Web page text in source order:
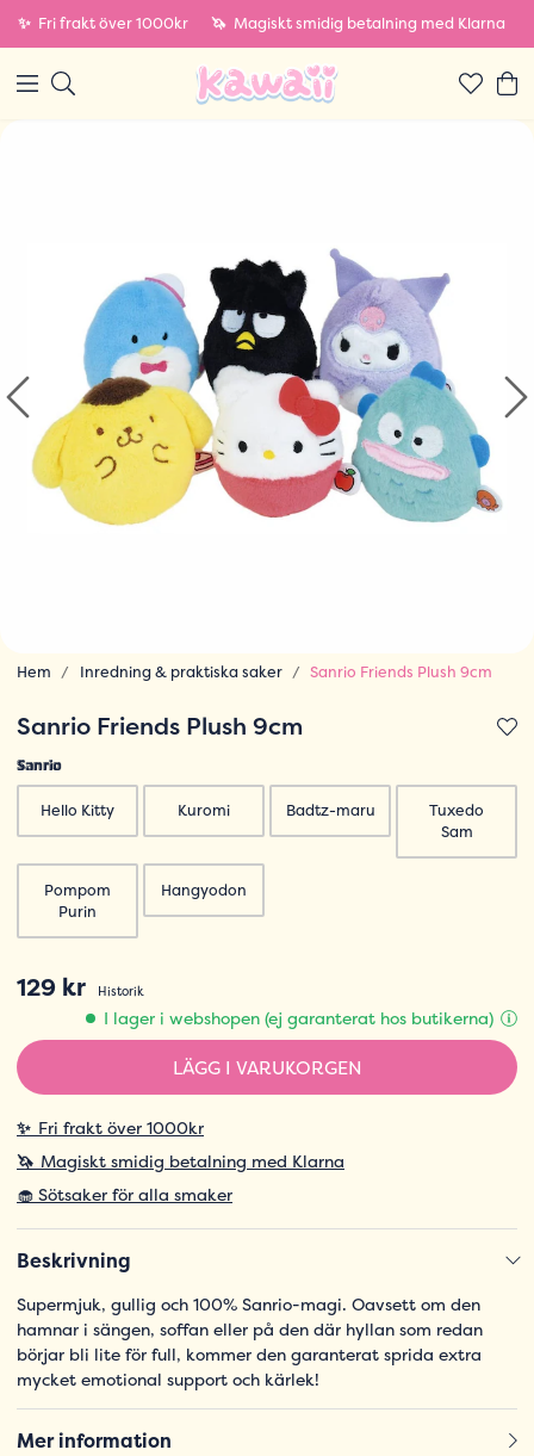
✨ Fri frakt över 1000kr 🦄 Magiskt smidig betalning med Klarna
Hem Inredning & praktiska saker Sanrio Friends Plush 9cm
Sanrio Friends Plush 9cm
Sanrio
Hello Kitty Kuromi Badtz-maru
Tuxedo
Sam
Pompom
Purin
Hangyodon
129 kr Historik
I lager i webshopen (ej garanterat hos butikerna)
LÄGG I VARUKORGEN
✨ Fri frakt över 1000kr
🦄 Magiskt smidig betalning med Klarna
🧁 Sötsaker för alla smaker
Beskrivning
Supermjuk, gullig och 100% Sanrio-magi. Oavsett om den
hamnar i sängen, soffan eller på den där hyllan som redan
börjar bli lite för full, kommer den garanterat sprida extra
mycket emotional support och kärlek!
Mer information